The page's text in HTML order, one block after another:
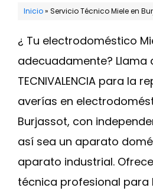
Inicio» Servicio Técnico Miele en
¿ Tu electrodoméstico
adecuadamente? Llama
TECNIVALENCIA para la
averías en
Burjassot, con
así sea un aparato
aparato industrial.
técnica profesional para